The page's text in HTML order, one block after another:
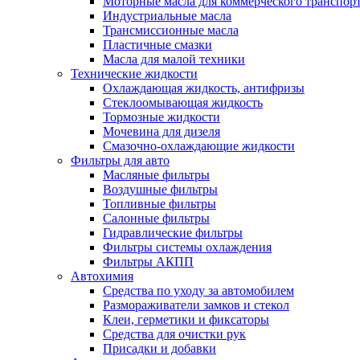
Индустриальные масла
Трансмиссионные масла
Пластичные смазки
Масла для малой техники
Технические жидкости
Охлаждающая жидкость, антифризы
Стеклоомывающая жидкость
Тормозные жидкости
Мочевина для дизеля
Смазочно-охлаждающие жидкости
Фильтры для авто
Масляные фильтры
Воздушные фильтры
Топливные фильтры
Салонные фильтры
Гидравлические фильтры
Фильтры системы охлаждения
Фильтры АКПП
Автохимия
Средства по уходу за автомобилем
Размораживатели замков и стекол
Клеи, герметики и фиксаторы
Средства для очистки рук
Присадки и добавки